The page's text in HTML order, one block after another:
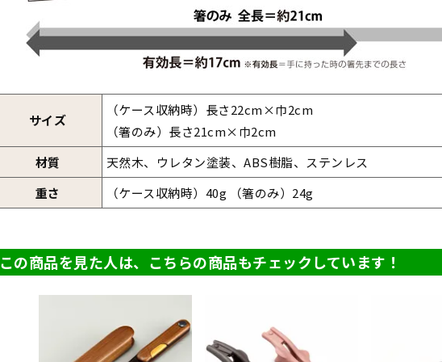
サイズ
（ケース収納時）長さ22cm×巾2cm
（箸のみ）長さ21cm×巾2cm
材質
天然木、ウレタン塗装、ABS樹脂、ステンレス
重さ
（ケース収納時）40g （箸のみ）24g
この商品を見た人は、こちらの商品もチェックしています！